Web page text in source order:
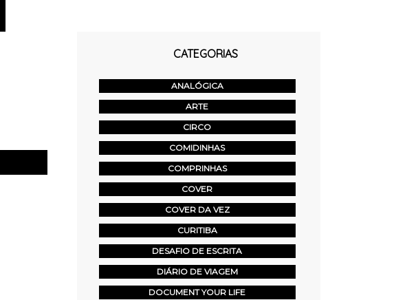
CATEGORIAS
ANALÓGICA
ARTE
CIRCO
COMIDINHAS
COMPRINHAS
COVER
COVER DA VEZ
CURITIBA
DESAFIO DE ESCRITA
DIÁRIO DE VIAGEM
DOCUMENT YOUR LIFE